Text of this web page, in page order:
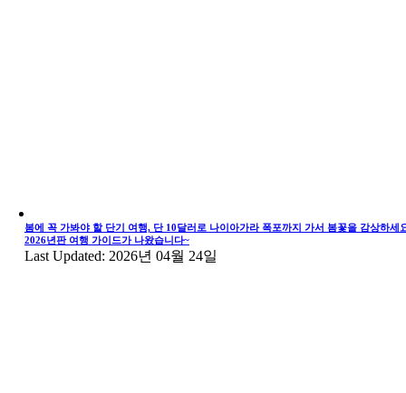
봄에 꼭 가봐야 할 단기 여행, 단 10달러로 나이아가라 폭포까지 가서 봄꽃을 감상하세
2026년판 여행 가이드가 나왔습니다~
Last Updated: 2026년 04월 24일